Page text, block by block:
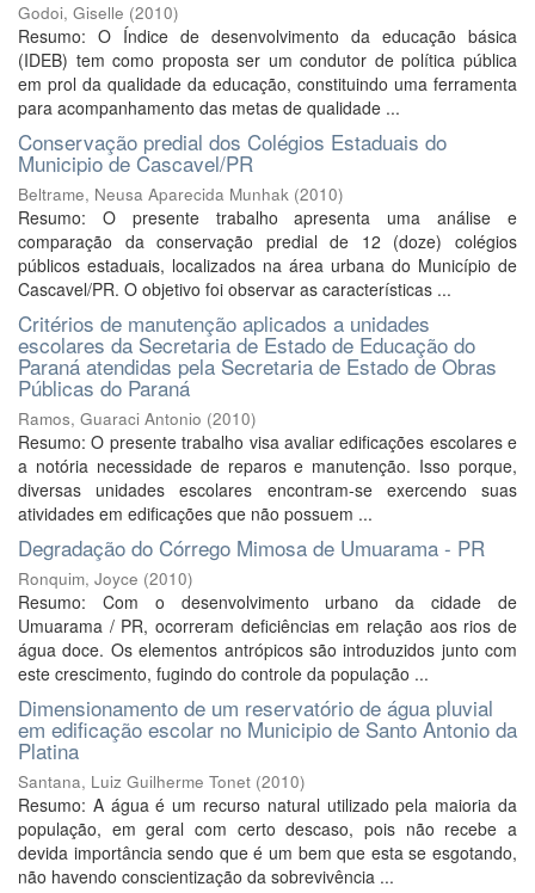
Godoi, Giselle (2010)
Resumo: O Índice de desenvolvimento da educação básica
(IDEB) tem como proposta ser um condutor de política pública
em prol da qualidade da educação, constituindo uma ferramenta
para acompanhamento das metas de qualidade ...
Conservação predial dos Colégios Estaduais do
Municipio de Cascavel/PR
Beltrame, Neusa Aparecida Munhak (2010)
Resumo: O presente trabalho apresenta uma análise e
comparação da conservação predial de 12 (doze) colégios
públicos estaduais, localizados na área urbana do Município de
Cascavel/PR. O objetivo foi observar as características ...
Critérios de manutenção aplicados a unidades
escolares da Secretaria de Estado de Educação do
Paraná atendidas pela Secretaria de Estado de Obras
Públicas do Paraná
Ramos, Guaraci Antonio (2010)
Resumo: O presente trabalho visa avaliar edificações escolares e
a notória necessidade de reparos e manutenção. Isso porque,
diversas unidades escolares encontram-se exercendo suas
atividades em edificações que não possuem ...
Degradação do Córrego Mimosa de Umuarama - PR
Ronquim, Joyce (2010)
Resumo: Com o desenvolvimento urbano da cidade de
Umuarama / PR, ocorreram deficiências em relação aos rios de
água doce. Os elementos antrópicos são introduzidos junto com
este crescimento, fugindo do controle da população ...
Dimensionamento de um reservatório de água pluvial
em edificação escolar no Municipio de Santo Antonio da
Platina
Santana, Luiz Guilherme Tonet (2010)
Resumo: A água é um recurso natural utilizado pela maioria da
população, em geral com certo descaso, pois não recebe a
devida importância sendo que é um bem que esta se esgotando,
não havendo conscientização da sobrevivência ...